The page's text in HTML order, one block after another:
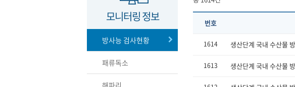
모니터링 정보
방사능 검사현황
패류독소
해파리
번호
1614 생산단계 국내 수산물
1613 생산단계 국내 수산물